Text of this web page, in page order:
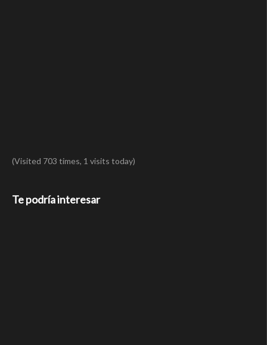
(Visited 703 times, 1 visits today)
Te podría interesar